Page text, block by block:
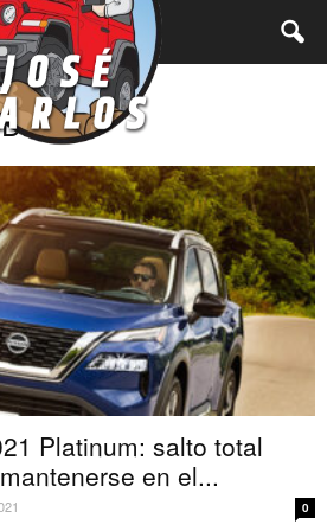
Platinum: salto total
en el...
0